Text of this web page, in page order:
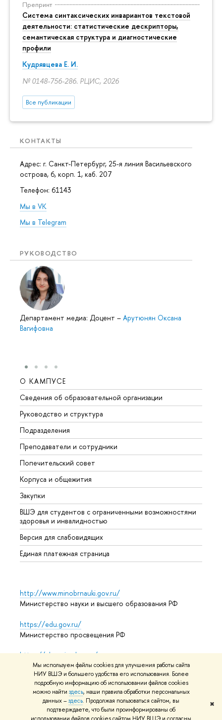
Мы используем файлы cookies для улучшения работы сайта
НИУ ВШЭ и большего удобства его использования. Более
подробную информацию об использовании файлов cookies
можно найти здесь, наши правила обработки персональных
данных –здесь. Продолжая пользоваться сайтом, вы
подтверждаете, что были проинформированы об
✖
Препринт
Система синтаксических инвариантов текстовой
деятельности: статистические дескрипторы,
семантическая структура и диагностические
профили
Кудрявцева Е. И.
№ 0148-756-286. РЦИС, 2026
Все публикации
КОНТАКТЫ
Адрес: г. Санкт-Петербург, 25-я линия Васильевского
острова, 6, корп. 1, каб. 207
Телефон: 61143
Мы в VK
Мы в Telegram
РУКОВОДСТВО
Департамент медиа: Доцент – Арутюнян Оксана
Вагифовна
О КАМПУСЕ
Сведения об образовательной организации
Руководство и структура
Подразделения
Преподаватели и сотрудники
Попечительский совет
Корпуса и общежития
Закупки
ВШЭ для студентов с ограниченными возможностями
здоровья и инвалидностью
Версия для слабовидящих
Единая платежная страница
http://www.minobrnauki.gov.ru/
Министерство науки и высшего образования РФ
https://edu.gov.ru/
Министерство просвещения РФ
https://elearning.hse.ru/mooc
Массовые открытые онлайн-курсы
© НИУ ВШЭ 1993–2026 Адреса и контактыУсловия
использования материаловПолитика конфиденциальности